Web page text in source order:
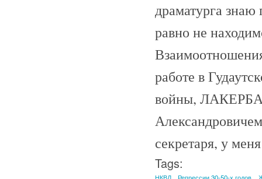
драматурга
равно не
работе в
войны,
секретаря, у
Tags: